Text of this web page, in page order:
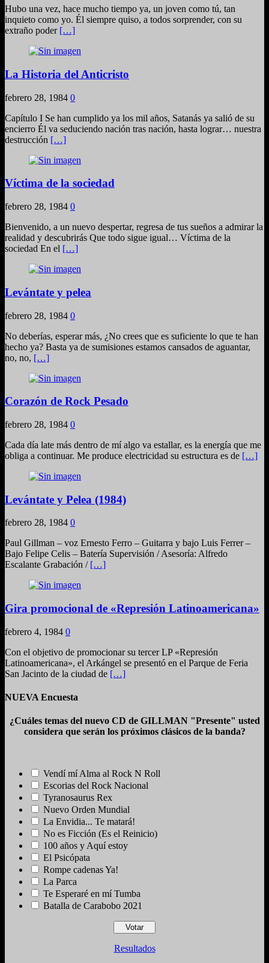
Hubo una vez, hace mucho tiempo ya, un joven como tú, tan
inquieto como yo. Él siempre quiso, a todos sorprender, con su
extraño poder […]
La Historia del Anticristo
febrero 28, 1984 0
Capítulo I Se han cumplido ya los mil años, Satanás ya salió de su
encierro Él va seduciendo nación tras nación, hasta lograr… nuestra
destrucción […]
Víctima de la sociedad
febrero 28, 1984 0
Bienvenido, a un nuevo despertar, regresa de tus sueños a admirar la
realidad y descubrirás Que todo sigue igual… Víctima de la
sociedad En el […]
Levántate y pelea
febrero 28, 1984 0
No deberías, esperar más, ¿No crees que es suficiente lo que te han
hecho ya? Basta ya de sumisiones estamos cansados de aguantar,
no, no, […]
Corazón de Rock Pesado
febrero 28, 1984 0
Cada día late más dentro de mí algo va estallar, es la energía que me
obliga a continuar. Me produce electricidad su estructura es de […]
Levántate y Pelea (1984)
febrero 28, 1984 0
Paul Gillman – voz Ernesto Ferro – Guitarra y bajo Luis Ferrer –
Bajo Felipe Celis – Batería Supervisión / Asesoría: Alfredo
Escalante Grabación / […]
Gira promocional de «Represión Latinoamericana»
febrero 4, 1984 0
Con el objetivo de promocionar su tercer LP «Represión
Latinoamericana», el Arkángel se presentó en el Parque de Feria
San Jacinto de la ciudad de […]
NUEVA Encuesta
¿Cuáles temas del nuevo CD de GILLMAN "Presente" usted
considera que serán los próximos clásicos de la banda?
Vendí mí Alma al Rock N Roll
Escorias del Rock Nacional
Tyranosaurus Rex
Nuevo Orden Mundial
La Envidia... Te matará!
No es Ficción (Es el Reinicio)
100 años y Aquí estoy
El Psicópata
Rompe cadenas Ya!
La Parca
Te Esperaré en mí Tumba
Batalla de Carabobo 2021
Resultados